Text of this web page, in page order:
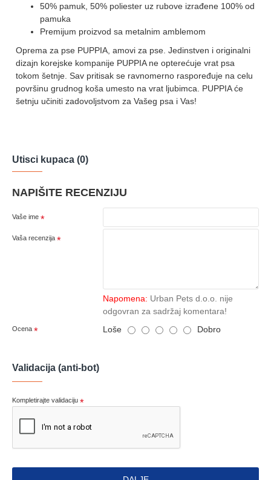
50% pamuk, 50% poliester uz rubove izrađene 100% od
pamuka
Premijum proizvod sa metalnim amblemom
Oprema za pse PUPPIA, amovi za pse. Jedinstven i originalni
dizajn korejske kompanije PUPPIA ne opterećuje vrat psa
tokom šetnje. Sav pritisak se ravnomerno raspoređuje na celu
površinu grudnog koša umesto na vrat ljubimca. PUPPIA će
šetnju učiniti zadovoljstvom za Vašeg psa i Vas!
Utisci kupaca (0)
NAPIŠITE RECENZIJU
Vaše ime
Vaša recenzija
Napomena: Urban Pets d.o.o. nije
odgovran za sadržaj komentara!
Ocena Loše Dobro
Validacija (anti-bot)
Kompletirajte validaciju